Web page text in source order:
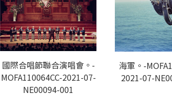
國際合唱節聯合演唱會。-
MOFA110064CC-2021-07-
NE00094-001
海軍。-
2021-07-